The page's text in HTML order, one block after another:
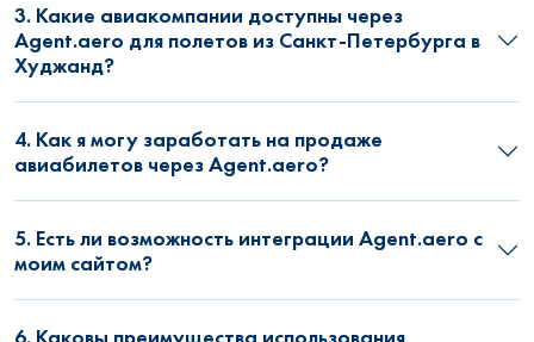
3. Какие авиакомпании доступны через
Agent.aero для полетов из Санкт-Петербурга в
Худжанд?
4. Как я могу заработать на продаже
авиабилетов через Agent.aero?
5. Есть ли возможность интеграции Agent.aero с
моим сайтом?